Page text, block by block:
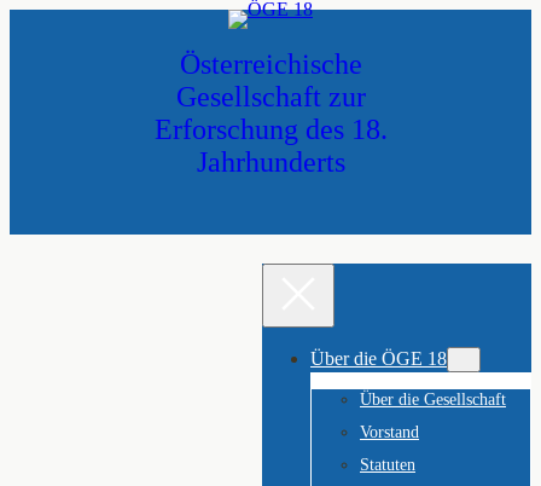
Österreichische
Gesellschaft zur
Erforschung des 18.
Jahrhunderts
Über die ÖGE 18
Über die Gesellschaft
Vorstand
Statuten